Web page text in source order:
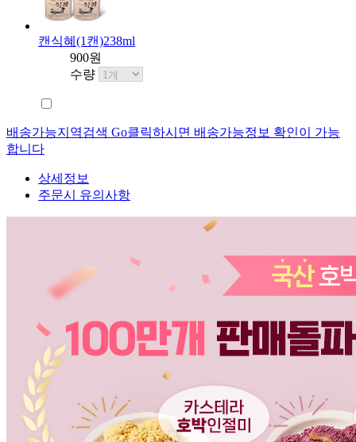
캔식혜(1캔)238ml
900원
수량
배송가능지역검색 Go클릭하시면 배송가능정보 확인이 가능
합니다
상세정보
주문시 유의사항